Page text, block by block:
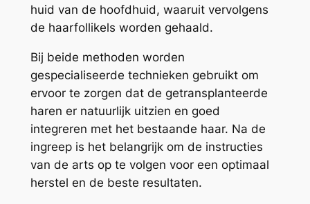
huid van de hoofdhuid, waaruit vervolgens
de haarfollikels worden gehaald.
Bij beide methoden worden
gespecialiseerde technieken gebruikt om
ervoor te zorgen dat de getransplanteerde
haren er natuurlijk uitzien en goed
integreren met het bestaande haar. Na de
ingreep is het belangrijk om de instructies
van de arts op te volgen voor een optimaal
herstel en de beste resultaten.